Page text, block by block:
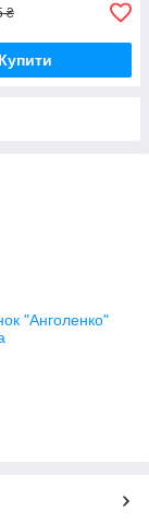
₴
Купити
"Анголенко"